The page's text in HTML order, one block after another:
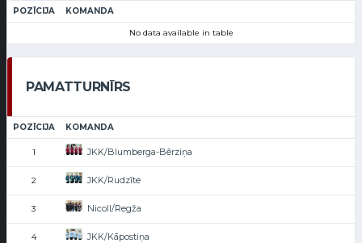
POZĪCIJA KOMANDA
No data available in table
PAMATTURNĪRS
POZĪCIJA KOMANDA
1 JKK/Blumberga-Bērziņa
2 JKK/Rudzīte
3 Nicoll/Regža
4 JKK/Kāpostiņa